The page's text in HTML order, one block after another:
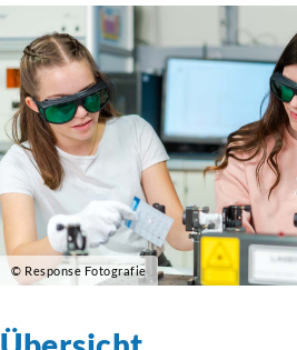
© Response Fotografie